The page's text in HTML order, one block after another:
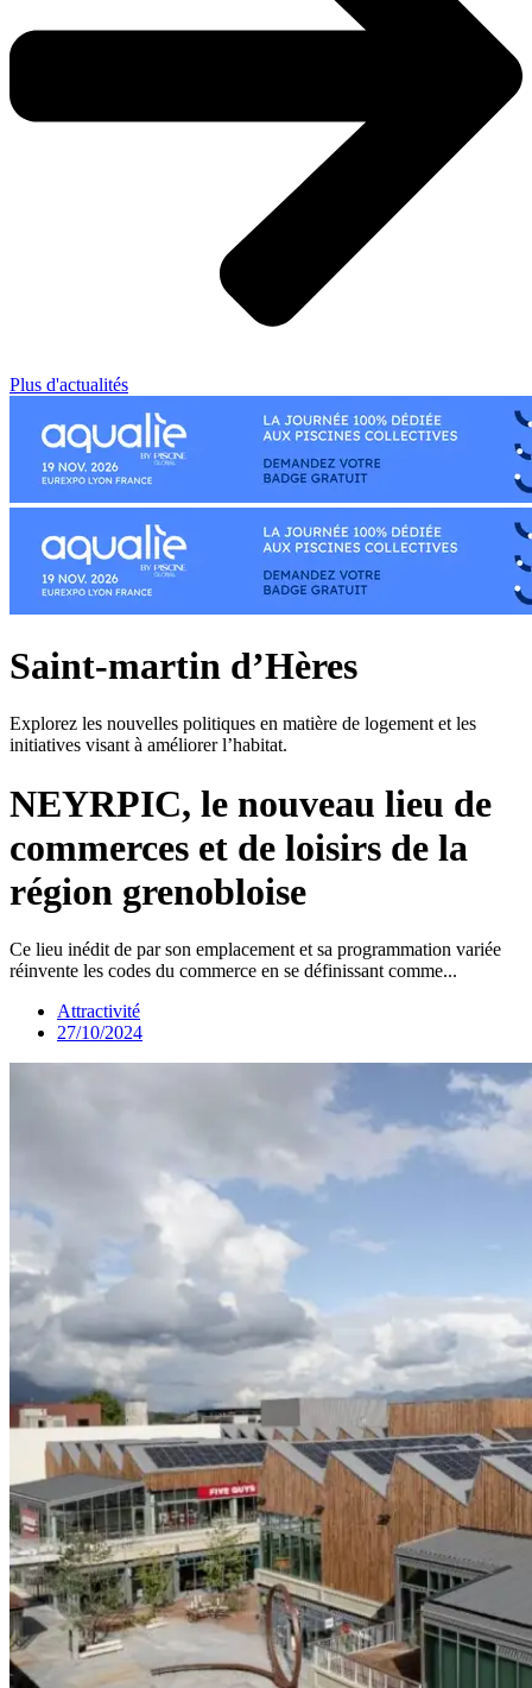
Plus d'actualités
Saint-martin d’Hères
Explorez les nouvelles politiques en matière de logement et les
initiatives visant à améliorer l’habitat.
NEYRPIC, le nouveau lieu de
commerces et de loisirs de la
région grenobloise
Ce lieu inédit de par son emplacement et sa programmation variée
réinvente les codes du commerce en se définissant comme...
Attractivité
27/10/2024